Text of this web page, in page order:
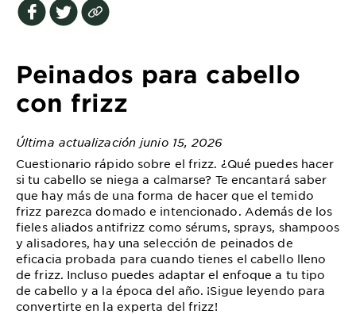
EXPLORE
Garnier
Key
Ingredients
Greener
Beauty
Garnier
Offers
Cruelty
Free
Peinados para cabello
con frizz
Última actualización junio 15, 2026
Cuestionario rápido sobre el frizz. ¿Qué puedes hacer
si tu cabello se niega a calmarse? Te encantará saber
que hay más de una forma de hacer que el temido
frizz parezca domado e intencionado. Además de los
fieles aliados antifrizz como sérums, sprays, shampoos
y alisadores, hay una selección de peinados de
eficacia probada para cuando tienes el cabello lleno
de frizz. Incluso puedes adaptar el enfoque a tu tipo
de cabello y a la época del año. ¡Sigue leyendo para
convertirte en la experta del frizz!